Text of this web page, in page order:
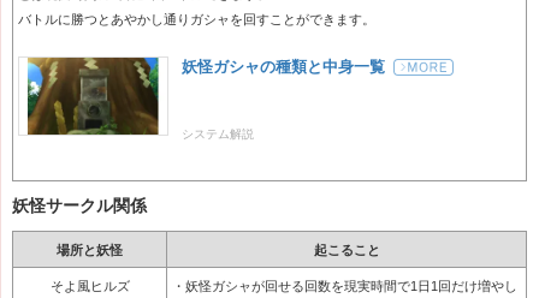
バトルに勝つとあやかし通りガシャを回すことができます。
妖怪ガシャの種類と中身一覧
システム解説
妖怪サークル関係
場所と妖怪 起こること
そよ風ヒルズ
・妖怪ガシャが回せる回数を現実時間で1日1回だけ増やし